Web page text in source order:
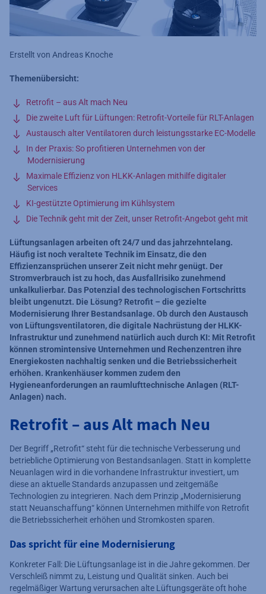
Erstellt von Andreas Knoche
Themenübersicht:
Retrofit – aus Alt mach Neu
Die zweite Luft für Lüftungen: Retrofit-Vorteile für RLT-Anlagen
Austausch alter Ventilatoren durch leistungsstarke EC-Modelle
In der Praxis: So profitieren Unternehmen von der
Modernisierung
Maximale Effizienz von HLKK-Anlagen mithilfe digitaler
Services
KI-gestützte Optimierung im Kühlsystem
Die Technik geht mit der Zeit, unser Retrofit-Angebot geht mit
Lüftungsanlagen arbeiten oft 24/7 und das jahrzehntelang.
Häufig ist noch veraltete Technik im Einsatz, die den
Effizienzansprüchen unserer Zeit nicht mehr genügt. Der
Stromverbrauch ist zu hoch, das Ausfallrisiko zunehmend
unkalkulierbar. Das Potenzial des technologischen Fortschritts
bleibt ungenutzt. Die Lösung? Retrofit – die gezielte
Modernisierung Ihrer Bestandsanlage. Ob durch den Austausch
von Lüftungsventilatoren, die digitale Nachrüstung der HLKK-
Infrastruktur und zunehmend natürlich auch durch KI: Mit Retrofit
können stromintensive Unternehmen und Rechenzentren ihre
Energiekosten nachhaltig senken und die Betriebssicherheit
erhöhen. Krankenhäuser kommen zudem den
Hygieneanforderungen an raumlufttechnische Anlagen (RLT-
Anlagen) nach.
Retrofit – aus Alt mach Neu
Der Begriff „Retrofit“ steht für die technische Verbesserung und
betriebliche Optimierung von Bestandsanlagen. Statt in komplette
Neuanlagen wird in die vorhandene Infrastruktur investiert, um
diese an aktuelle Standards anzupassen und zeitgemäße
Technologien zu integrieren. Nach dem Prinzip „Modernisierung
statt Neuanschaffung“ können Unternehmen mithilfe von Retrofit
die Betriebssicherheit erhöhen und Stromkosten sparen.
Das spricht für eine Modernisierung
Konkreter Fall: Die Lüftungsanlage ist in die Jahre gekommen. Der
Verschleiß nimmt zu, Leistung und Qualität sinken. Auch bei
regelmäßiger Wartung verursachen alte Lüftungsgeräte oft hohe